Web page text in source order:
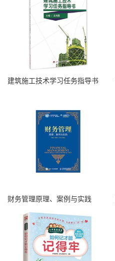
建筑施工技术学习任务指导书
财务管理原理、案例与实践